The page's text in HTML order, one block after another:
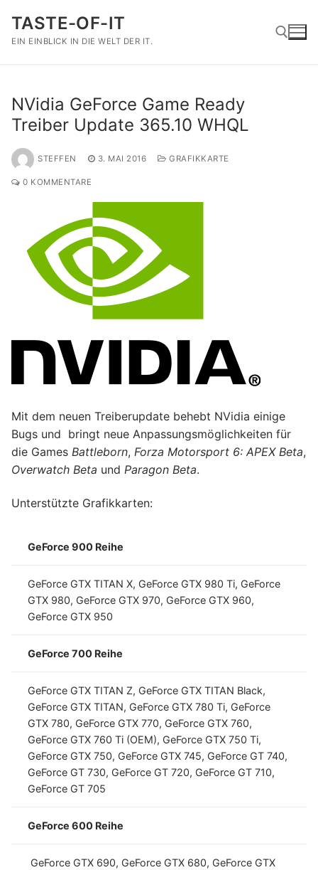
Inhalt
springen
TASTE-OF-IT
EIN EINBLICK IN DIE WELT DER IT.
NVidia GeForce Game Ready
Treiber Update 365.10 WHQL
STEFFEN 3. MAI 2016 GRAFIKKARTE
0 KOMMENTARE
Mit dem neuen Treiberupdate behebt NVidia einige
Bugs und bringt neue Anpassungsmöglichkeiten für
die Games Battleborn, Forza Motorsport 6: APEX Beta,
Overwatch Beta und Paragon Beta.
Unterstützte Grafikkarten:
GeForce 900 Reihe
GeForce GTX TITAN X, GeForce GTX 980 Ti, GeForce
GTX 980, GeForce GTX 970, GeForce GTX 960,
GeForce GTX 950
GeForce 700 Reihe
GeForce GTX TITAN Z, GeForce GTX TITAN Black,
GeForce GTX TITAN, GeForce GTX 780 Ti, GeForce
GTX 780, GeForce GTX 770, GeForce GTX 760,
GeForce GTX 760 Ti (OEM), GeForce GTX 750 Ti,
GeForce GTX 750, GeForce GTX 745, GeForce GT 740,
GeForce GT 730, GeForce GT 720, GeForce GT 710,
GeForce GT 705
GeForce 600 Reihe
GeForce GTX 690, GeForce GTX 680, GeForce GTX